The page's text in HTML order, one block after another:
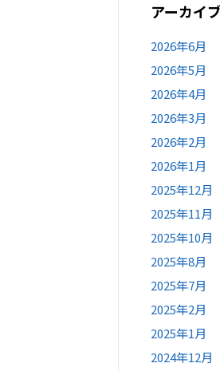
アーカイ
2026年6月
2026年5月
2026年4月
2026年3月
2026年2月
2026年1月
2025年12月
2025年11月
2025年10月
2025年8月
2025年7月
2025年2月
2025年1月
2024年12月